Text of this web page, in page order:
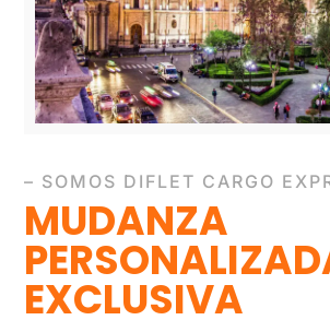
– SOMOS DIFLET CARGO
MUDANZA
EXCLUSIVA